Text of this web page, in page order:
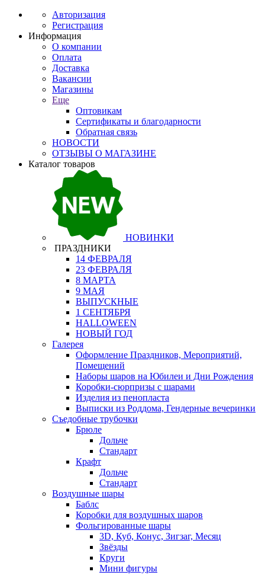
Авторизация
Регистрация
Информация
О компании
Оплата
Доставка
Вакансии
Магазины
Еще
Оптовикам
Сертификаты и благодарности
Обратная связь
НОВОСТИ
ОТЗЫВЫ О МАГАЗИНЕ
Каталог товаров
НОВИНКИ
ПРАЗДНИКИ
14 ФЕВРАЛЯ
23 ФЕВРАЛЯ
8 МАРТА
9 МАЯ
ВЫПУСКНЫЕ
1 СЕНТЯБРЯ
HALLOWEEN
НОВЫЙ ГОД
Галерея
Оформление Праздников, Мероприятий,
Помещений
Наборы шаров на Юбилеи и Дни Рождения
Коробки-сюрпризы с шарами
Изделия из пенопласта
Выписки из Роддома, Гендерные вечеринки
Съедобные трубочки
Брюле
Дольче
Стандарт
Крафт
Дольче
Стандарт
Воздушные шары
Баблс
Коробки для воздушных шаров
Фольгированные шары
3D, Куб, Конус, Зигзаг, Месяц
Звёзды
Круги
Мини фигуры